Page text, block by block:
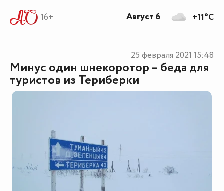
16+
Минус один шнекоротор – беда для
туристов из Териберки
25 февраля 2021 15:48
+11°C
Август 6